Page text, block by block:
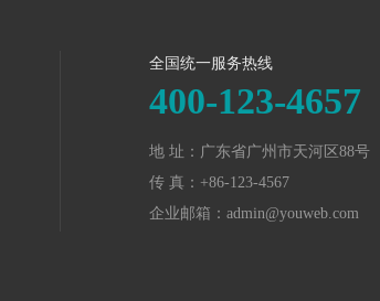
全国统一服务热线
400-123-4657
地 址：广东省广州市天河区88号
传 真：+86-123-4567
企业邮箱：admin@youweb.com